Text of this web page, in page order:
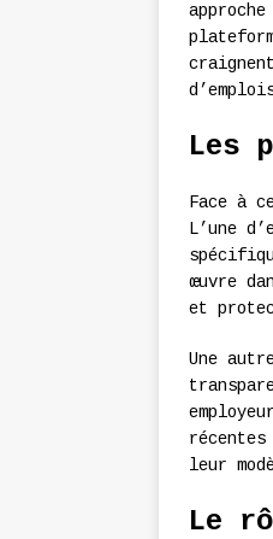
Les
Face à
L’une
œuvre
et
Une
leur
Le